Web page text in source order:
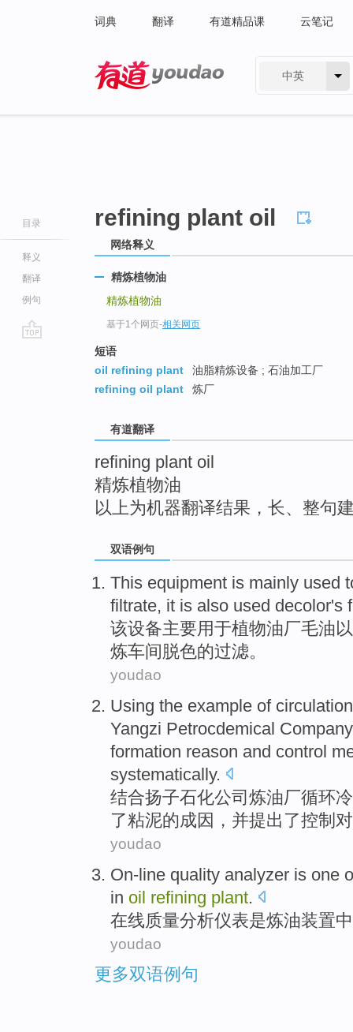
词典 翻译 有道精品课 云笔记
中英
目录
释义
翻译
例句
refining plant oil
网络释义
精炼植物油
精炼植物油
基于1个网页-相关网页
短语
oil refining plant
油脂精炼设备 ; 石油加工厂
refining oil plant
炼厂
有道翻译
refining plant oil
精炼植物油
以上为机器翻译结果，长、整句
双语例句
This equipment is mainly used
filtrate, it is also used decolor's
该设备主要用于植物油厂毛油
炼车间脱色的过滤。
youdao
Using the example of circulation
Yangzi Petrocdemical Company
formation reason and control
systematically.
结合扬子石化公司 炼油厂循环
了粘泥的成因 ， 并提出了控制
youdao
On-line quality analyzer is one
in oil refining plant.
在线质量分析仪表是炼油装置
youdao
更多双语例句